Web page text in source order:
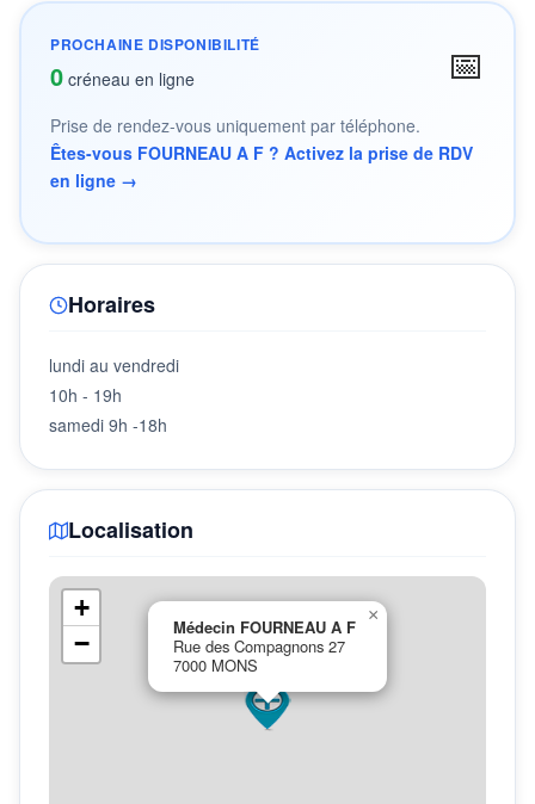
PROCHAINE DISPONIBILITÉ
0 créneau en ligne 📅
Prise de rendez-vous uniquement par téléphone.
Êtes-vous FOURNEAU A F ? Activez la prise de RDV
en ligne →
Horaires
lundi au vendredi
10h - 19h
samedi 9h -18h
Localisation
Médecin FOURNEAU A F
Rue des Compagnons 27
7000 MONS
×
+
−